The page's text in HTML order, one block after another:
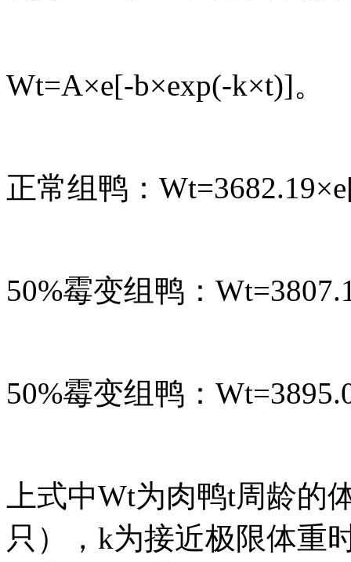
Wt=A×e[-b×exp(-k×t)]。
正常组鸭：
50%霉变组鸭：
50%霉变组鸭：
上式中Wt为肉鸭t周龄的
只），k为接近极限体重